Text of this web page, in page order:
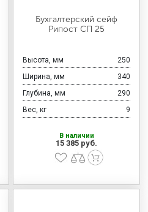
Бухгалтерский сейф
Рипост СП 25
Высота, мм
250
Ширина, мм
340
Глубина, мм
290
Вес, кг
9
В наличии
15 385 руб.